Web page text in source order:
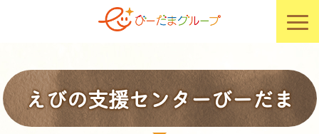
えびの支援センターびーだま